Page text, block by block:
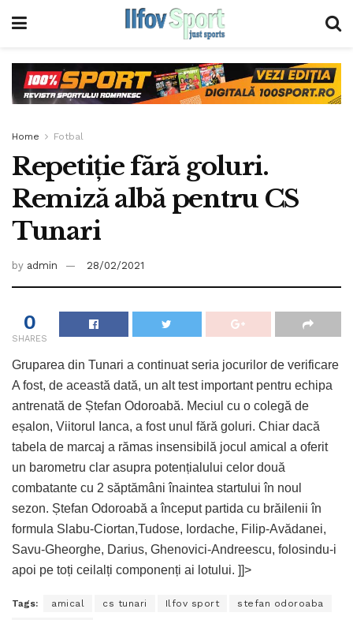
Home Fotbal
Repetiție fără goluri.
Remiză albă pentru CS
Tunari
by admin 28/02/2021
0
SHARES
Gruparea din Tunari a continuat seria jocurilor de verificare
A fost, de această dată, un alt test important pentru echipa
antrenată de Ștefan Odoroabă. Meciul cu o colegă de
eșalon, Viitorul Ianca, a fost unul fără goluri. Chiar dacă
tabela de marcaj a rămas insensibilă jocul amical a oferit
un barometru clar asupra potențialului celor două
combatante cu 2 săptămâni înaintea startului în noul
sezon. Ștefan Odoroabă a început partida cu brăilenii în
formula Slabu-Ciortan,Tudose, Iordache, Filip-Avădanei,
Savu-Gheorghe, Darius, Ghenovici-Andreescu, folosindu-i
apoi pe toți ceilalți componenți ai lotului. ]]>
Tags: amical cs tunari Ilfov sport stefan odoroaba